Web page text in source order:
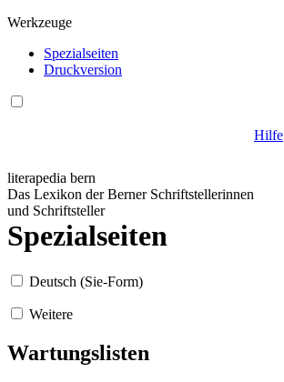
Werkzeuge
Spezialseiten
Druckversion
literapedia bern
Das Lexikon der Berner Schriftstellerinnen
und Schriftsteller
Hilfe
Spezialseiten
Deutsch (Sie-Form)
Weitere
Wartungslisten